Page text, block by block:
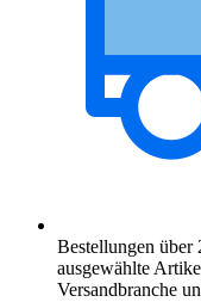
Bestellungen über
ausgewählte
Versandbranche